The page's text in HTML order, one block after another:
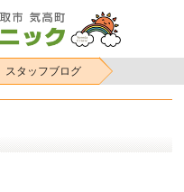
スタッフブログ